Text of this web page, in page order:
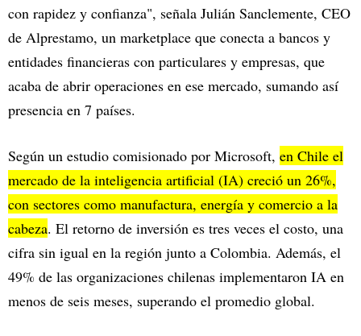
con rapidez y confianza", señala Julián Sanclemente, CEO
de Alprestamo, un marketplace que conecta a bancos y
entidades financieras con particulares y empresas, que
acaba de abrir operaciones en ese mercado, sumando así
presencia en 7 países.
Según un estudio comisionado por Microsoft, en Chile el
mercado de la inteligencia artificial (IA) creció un 26%,
con sectores como manufactura, energía y comercio a la
cabeza. El retorno de inversión es tres veces el costo, una
cifra sin igual en la región junto a Colombia. Además, el
49% de las organizaciones chilenas implementaron IA en
menos de seis meses, superando el promedio global.